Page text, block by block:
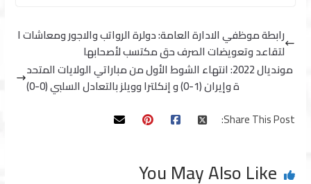
رابطة موظفي الادارة العامة: دولرة الرواتب والاجور ومعاشات ا
لتقاعد وتعويضات الصرف حق مكتسب لأصحابها
مونديال 2022: انتهاء الشوط الأول من مباراتي الولايات المتحد
ة وإيران (1-0) و إنكلترا وويلز بالتعادل السلبي (0-0)
Share This Post:
You May Also Like